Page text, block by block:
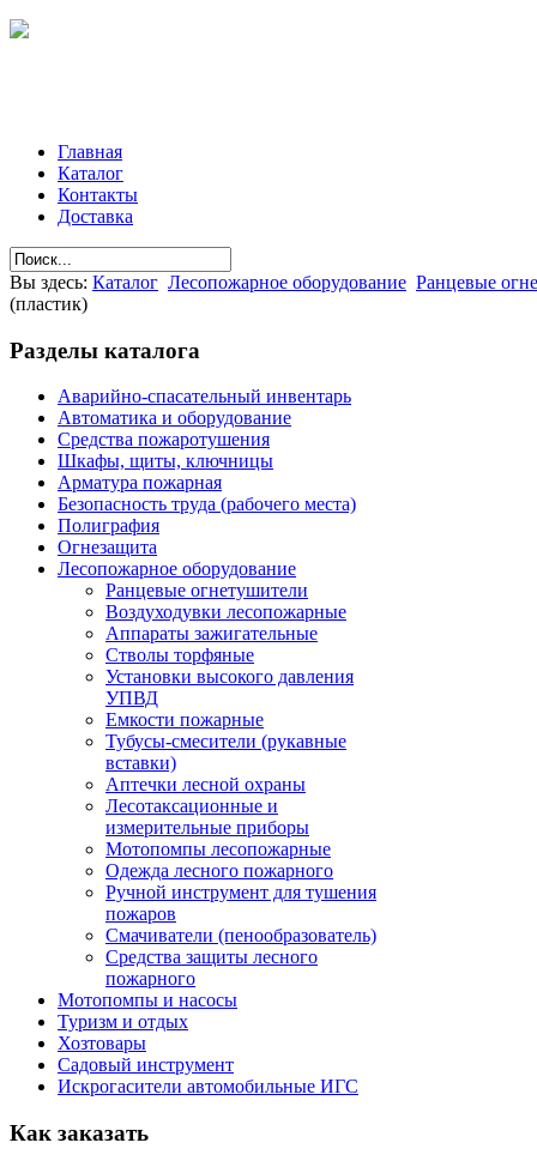
Главная
Каталог
Контакты
Доставка
Вы здесь: Каталог Лесопожарное оборудование Ранцевые
(пластик)
Разделы каталога
Аварийно-спасательный инвентарь
Автоматика и оборудование
Средства пожаротушения
Шкафы, щиты, ключницы
Арматура пожарная
Безопасность труда (рабочего места)
Полиграфия
Огнезащита
Лесопожарное оборудование
Ранцевые огнетушители
Воздуходувки лесопожарные
Аппараты зажигательные
Стволы торфяные
Установки высокого давления
УПВД
Емкости пожарные
Тубусы-смесители (рукавные
вставки)
Аптечки лесной охраны
Лесотаксационные и
измерительные приборы
Мотопомпы лесопожарные
Одежда лесного пожарного
Ручной инструмент для тушения
пожаров
Смачиватели (пенообразователь)
Средства защиты лесного
пожарного
Мотопомпы и насосы
Туризм и отдых
Хозтовары
Садовый инструмент
Искрогасители автомобильные ИГС
Как заказать